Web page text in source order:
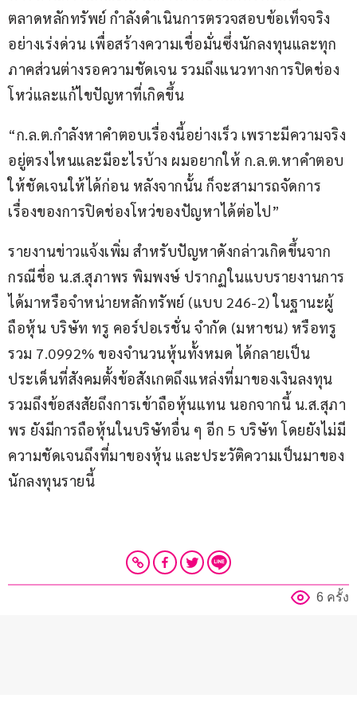
ตลาดหลักทรัพย์ กำลังดำเนินการตรวจสอบข้อเท็จจริง
อย่างเร่งด่วน เพื่อสร้างความเชื่อมั่นซึ่งนักลงทุนและทุก
ภาคส่วนต่างรอความชัดเจน รวมถึงแนวทางการปิดช่อง
โหว่และแก้ไขปัญหาที่เกิดขึ้น
“ก.ล.ต.กำลังหาคำตอบเรื่องนี้อย่างเร็ว เพราะมีความจริง
อยู่ตรงไหนและมีอะไรบ้าง ผมอยากให้ ก.ล.ต.หาคำตอบ
ให้ชัดเจนให้ได้ก่อน หลังจากนั้น ก็จะสามารถจัดการ
เรื่องของการปิดช่องโหว่ของปัญหาได้ต่อไป”
รายงานข่าวแจ้งเพิ่ม สำหรับปัญหาดังกล่าวเกิดขึ้นจาก
กรณีชื่อ น.ส.สุภาพร พิมพงษ์ ปรากฏในแบบรายงานการ
ได้มาหรือจำหน่ายหลักทรัพย์ (แบบ 246-2) ในฐานะผู้
ถือหุ้น บริษัท ทรู คอร์ปอเรชั่น จำกัด (มหาชน) หรือทรู
รวม 7.0992% ของจำนวนหุ้นทั้งหมด ได้กลายเป็น
ประเด็นที่สังคมตั้งข้อสังเกตถึงแหล่งที่มาของเงินลงทุน
รวมถึงข้อสงสัยถึงการเข้าถือหุ้นแทน นอกจากนี้ น.ส.สุภา
พร ยังมีการถือหุ้นในบริษัทอื่น ๆ อีก 5 บริษัท โดยยังไม่มี
ความชัดเจนถึงที่มาของหุ้น และประวัติความเป็นมาของ
นักลงทุนรายนี้
6 ครั้ง